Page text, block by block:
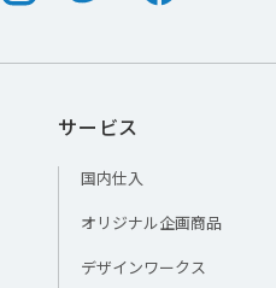
サービス
国内仕入
オリジナル企画商品
デザインワークス